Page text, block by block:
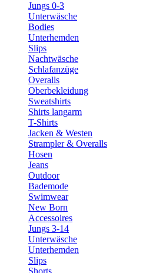
Jungs 0-3
Unterwäsche
Bodies
Unterhemden
Slips
Nachtwäsche
Schlafanzüge
Overalls
Oberbekleidung
Sweatshirts
Shirts langarm
T-Shirts
Jacken & Westen
Strampler & Overalls
Hosen
Jeans
Outdoor
Bademode
Swimwear
New Born
Accessoires
Jungs 3-14
Unterwäsche
Unterhemden
Slips
Shorts